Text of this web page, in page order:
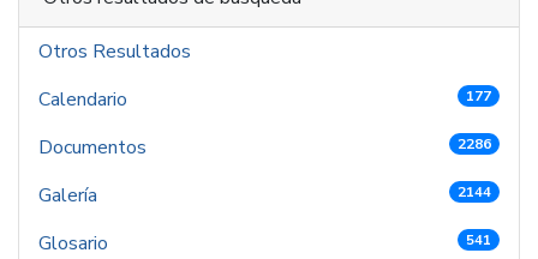
Otros Resultados
Calendario
177
Documentos 2286
Galería 2144
Glosario 541